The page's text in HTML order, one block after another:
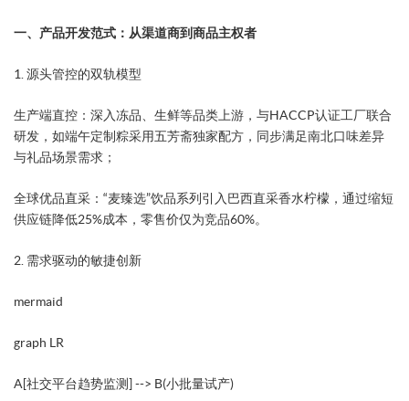
一、产品开发范式：从渠道商到商品主权者
​1. 源头管控的双轨模型​
​生产端直控​：深入冻品、生鲜等品类上游，与HACCP认证工厂联合
研发，如端午定制粽采用五芳斋独家配方，同步满足南北口味差异
与礼品场景需求；
​全球优品直采​：“麦臻选”饮品系列引入巴西直采香水柠檬，通过缩短
供应链降低25%成本，零售价仅为竞品60%。
​2. 需求驱动的敏捷创新​
mermaid
graph LR
A[社交平台趋势监测] --> B(小批量试产)